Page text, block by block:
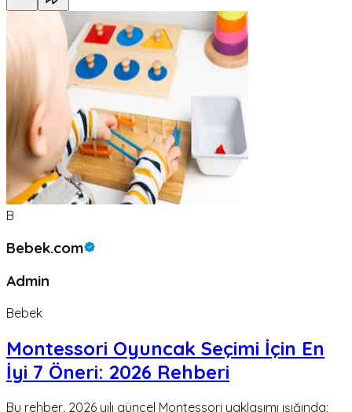
B
Bebek.com
Admin
Bebek
Montessori Oyuncak Seçimi İçin En
İyi 7 Öneri: 2026 Rehberi
Bu rehber, 2026 yılı güncel Montessori yaklaşımı ışığında;